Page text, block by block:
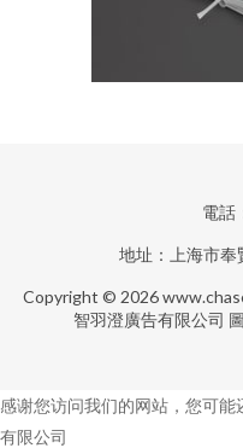
電話
地址：上海市
Copyright © 2026
智羽澄廣告有限公司
感谢您访问我们的网站，您可
有限公司